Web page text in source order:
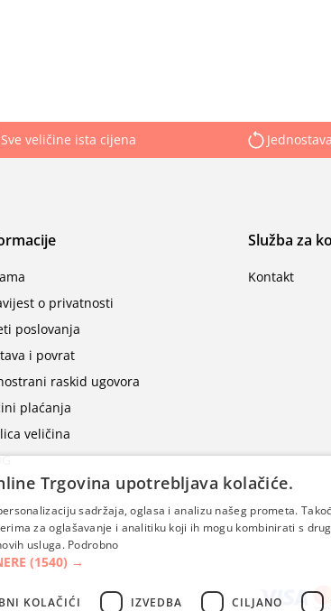
Sve veličine ista cijena
o privatnosti
poslovanja
i povrat
raskid ugovora
plaćanja
veličina
Služba za
Kontakt
Trgovina upotrebljava kolačiće.
sadržaja, oglasa i analizu našeg prometa.
za oglašavanje i analitiku koji ih mogu kombinirati s
usluga. Podrobno
(1540) →
KOLAČIĆI IZVEDBA CILJANO